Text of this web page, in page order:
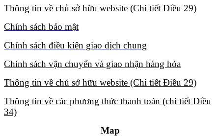
Thông tin về chủ sở hữu website (Chi tiết Điều 29)​
Chính sách bảo mật​
Chính sách điều kiện giao dịch chung​
Chính sách vận chuyển và giao nhận hàng hóa​
Thông tin về chủ sở hữu website (Chi tiết Điều 29)​
Thông tin về các phương thức thanh toán (chi tiết Điều
34)​
Map